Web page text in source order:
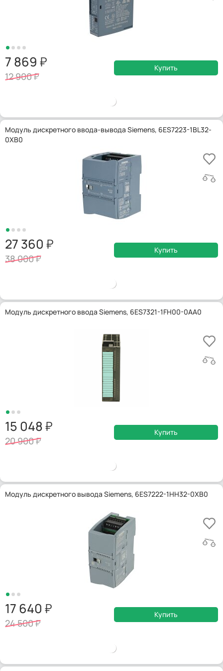
7 869
12 900
Купить
Модуль дискретного ввода-вывода Siemens, 6ES7223-1BL32-
0XB0
27 360
38 000
Купить
Модуль дискретного ввода Siemens, 6ES7321-1FH00-0AA0
15 048
20 900
Купить
Модуль дискретного вывода Siemens, 6ES7222-1HH32-0XB0
17 640
24 500
Купить